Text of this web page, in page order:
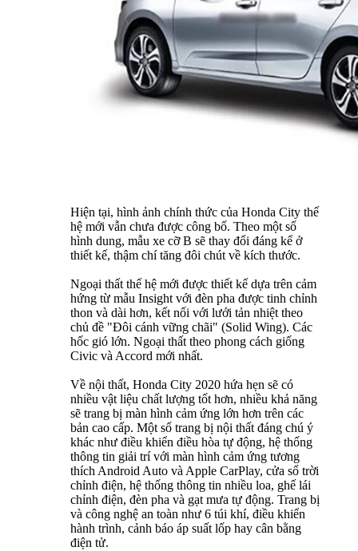
Hiện tại, hình ảnh chính thức của Honda City thế
hệ mới vẫn chưa được công bố. Theo một số
hình dung, mẫu xe cỡ B sẽ thay đổi đáng kể ở
thiết kế, thậm chí tăng đôi chút về kích thước.
Ngoại thất thế hệ mới được thiết kế dựa trên cảm
hứng từ mẫu Insight với đèn pha được tinh chỉnh
thon và dài hơn, kết nối với lưới tản nhiệt theo
chủ đề "Đôi cánh vững chãi" (Solid Wing). Các
hốc gió lớn. Ngoại thất theo phong cách giống
Civic và Accord mới nhất.
Về nội thất, Honda City 2020 hứa hẹn sẽ có
nhiều vật liệu chất lượng tốt hơn, nhiều khả năng
sẽ trang bị màn hình cảm ứng lớn hơn trên các
bản cao cấp. Một số trang bị nội thất đáng chú ý
khác như điều khiển điều hòa tự động, hệ thống
thông tin giải trí với màn hình cảm ứng tương
thích Android Auto và Apple CarPlay, cửa sổ trời
chỉnh điện, hệ thống thông tin nhiều loa, ghế lái
chỉnh điện, đèn pha và gạt mưa tự động. Trang bị
và công nghệ an toàn như 6 túi khí, điều khiển
hành trình, cảnh báo áp suất lốp hay cân bằng
điện tử.